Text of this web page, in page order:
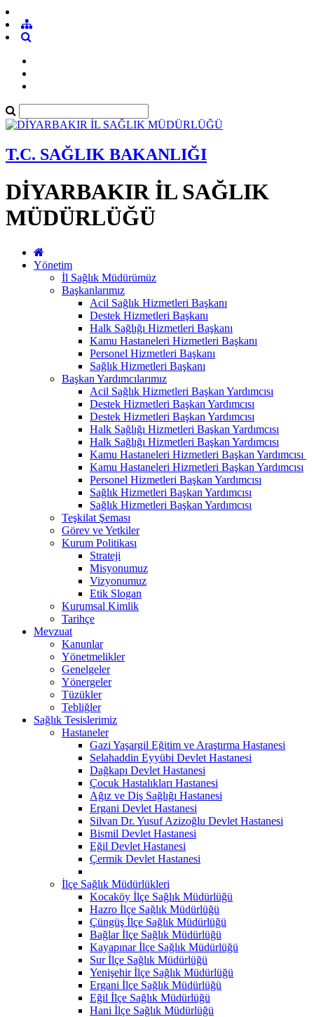
T.C. SAĞLIK BAKANLIĞI
DİYARBAKIR İL SAĞLIK
MÜDÜRLÜĞÜ
Yönetim
İl Sağlık Müdürümüz
Başkanlarımız
Acil Sağlık Hizmetleri Başkanı
Destek Hizmetleri Başkanı
Halk Sağlığı Hizmetleri Başkanı
Kamu Hastaneleri Hizmetleri Başkanı
Personel Hizmetleri Başkanı
Sağlık Hizmetleri Başkanı
Başkan Yardımcılarımız
Acil Sağlık Hizmetleri Başkan Yardımcısı
Destek Hizmetleri Başkan Yardımcısı
Destek Hizmetleri Başkan Yardımcısı
Halk Sağlığı Hizmetleri Başkan Yardımcısı
Halk Sağlığı Hizmetleri Başkan Yardımcısı
Kamu Hastaneleri Hizmetleri Başkan Yardımcısı ​
Kamu Hastaneleri Hizmetleri Başkan Yardımcısı
Personel Hizmetleri Başkan Yardımcısı
Sağlık Hizmetleri Başkan Yardımcısı
Sağlık Hizmetleri Başkan Yardımcısı
Teşkilat Şeması
Görev ve Yetkiler
Kurum Politikası
Strateji
Misyonumuz
Vizyonumuz
Etik Slogan
Kurumsal Kimlik
Tarihçe
Mevzuat
Kanunlar
Yönetmelikler
Genelgeler
Yönergeler
Tüzükler
Tebliğler
Sağlık Tesislerimiz
Hastaneler
Gazi Yaşargil Eğitim ve Araştırma Hastanesi
Selahaddin Eyyübi Devlet Hastanesi
Dağkapı Devlet Hastanesi
Çocuk Hastalıkları Hastanesi
Ağız ve Diş Sağlığı Hastanesi
Ergani Devlet Hastanesi
Silvan Dr. Yusuf Azizoğlu Devlet Hastanesi
Bismil Devlet Hastanesi
Eğil Devlet Hastanesi
Çermik Devlet Hastanesi
İlçe Sağlık Müdürlükleri
Kocaköy İlçe Sağlık Müdürlüğü
Hazro İlçe Sağlık Müdürlüğü
Çüngüş İlçe Sağlık Müdürlüğü
Bağlar İlçe Sağlık Müdürlüğü
Kayapınar İlçe Sağlık Müdürlüğü
Sur İlçe Sağlık Müdürlüğü
Yenişehir İlçe Sağlık Müdürlüğü
Ergani İlçe Sağlık Müdürlüğü
Eğil İlçe Sağlık Müdürlüğü
Hani İlçe Sağlık Müdürlüğü